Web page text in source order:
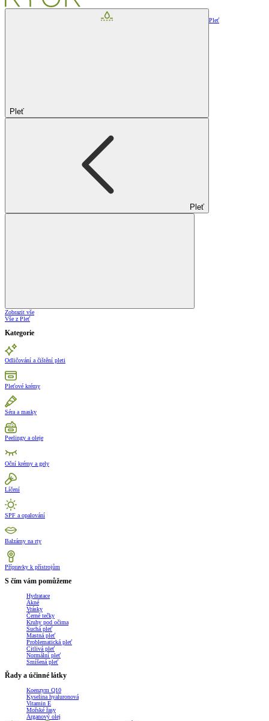
Pleť
Pleť
Pleť
Zobrazit vše
Vše z Pleť
Kategorie
Odličování a čištění pleti
Pleťové krémy
Séra a masky
Peelingy a oleje
Oční krémy a gely
Líčení
SPF a opalování
Balzámy na rty
Přípravky k přístrojům
S čím vám pomůžeme
Hydratace
Akné
Vrásky
Černé tečky
Kruhy pod očima
Suchá pleť
Mastná pleť
Problematická pleť
Citlivá pleť
Normální pleť
Smíšená pleť
Řady a účinné látky
Koenzym Q10
Kyselina hyaluronová
Vitamin E
Mořské řasy
Arganový olej